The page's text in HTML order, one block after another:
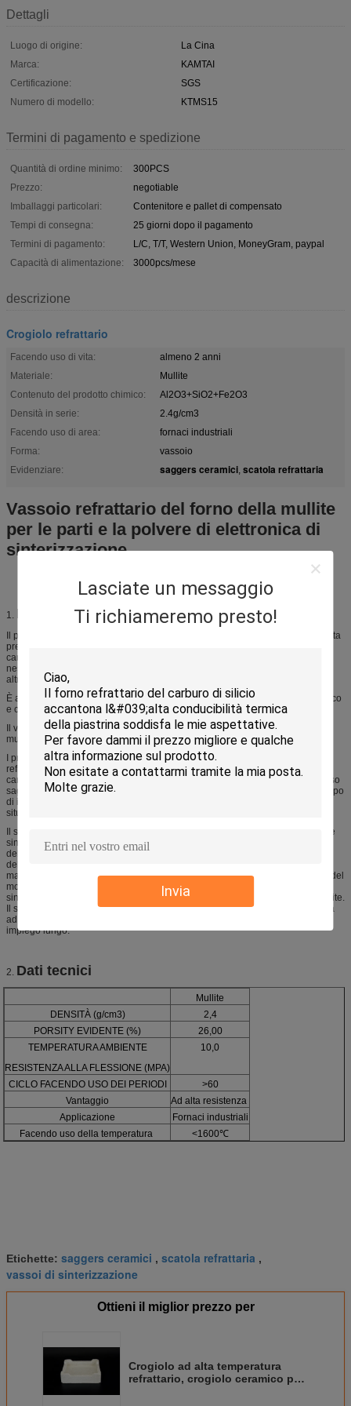
Lasciate un messaggio
Ti richiameremo presto!
Invia
Dettagli
Luogo di origine:
La Cina
Marca:
KAMTAI
Certificazione:
SGS
Numero di modello:
KTMS15
Termini di pagamento e spedizione
Quantità di ordine minimo:
300PCS
Prezzo:
negotiable
Imballaggi particolari:
Contenitore e pallet di compensato
Tempi di consegna:
25 giorni dopo il pagamento
Termini di pagamento:
L/C, T/T, Western Union, MoneyGram, paypal
Capacità di alimentazione:
3000pcs/mese
descrizione
Crogiolo refrattario
Facendo uso di vita:
almeno 2 anni
Materiale:
Mullite
Contenuto del prodotto chimico:
Al2O3+SiO2+Fe2O3
Densità in serie:
2.4g/cm3
Facendo uso di area:
fornaci industriali
Forma:
vassoio
Evidenziare:
saggers ceramici, scatola refrattaria
Vassoio refrattario del forno della mullite
per le parti e la polvere di elettronica di
sinterizzazione
1. Descrizione
Il prodotto è fatto dalla mullite sintetica di alta qualità, con il modanatura ad alta
pressione e sinterizzare. Fa la mullite come fase principale, con le
caratteristiche di buona resistenza di shock termico, ad alta resistenza, di
nessuna deformazione, di nessun restringimento, di nessun scorie fuori e di
altri vantaggi.
È ampiamente usato in fornace ad alta temperatura, come materiale magnetico
e ceramico elettronico ecc.
Il vassoio del forno della mullite inoltre è conosciuto come il vassoio della
mullite, il sagger della mullite e scatola del sagger della mullite.
I prodotti della protezione di sostegno del sagger di infornamento è un forno
refrattario speciale da continuare a resistere al riciclaggio freddo e termico,
caratterizzazione di materiali del forno dello shock termico è importanti per uso
saggar degli odierni utenti più su e le più alte temperature, i requisiti ed il tempo
di impiego più lungo, sempre più requisiti di alta qualità, capiscono l'intera
situazione, non ha raggiunto il livello ideale.
Il sagger è prodotto dai punti sequenziali di: il mescolamento, il modanatura e
sinterizzare, in cui la mullite fusa, il corindone in forma di lastra, polvere
dell'ossido di alluminio la micro, polvere del silicio la micro, cemento
dell'alluminato del calcio ed esametafosfato del sodio sono mescolati, i
materiali sono modellati adottando un metodo di versamento auto-scorrente del
modanatura e dopo avere demoulding e l'essiccamento, i materiali sono
sinterizzati a temperatura elevata per produrre il sagger della corindone-mullite.
Il sagger prodotto della corindone-mullite presenta i vantaggi della resistenza
ad alta temperatura, di buona stabilità dello shock termico e di tempo di
impiego lungo.
2. Dati tecnici
Mullite
DENSITÀ (g/cm3)
2,4
PORSITY EVIDENTE (%)
26,00
TEMPERATURA AMBIENTE
RESISTENZA ALLA FLESSIONE (MPA)
10,0
CICLO FACENDO USO DEI PERIODI
>60
Vantaggio
Ad alta resistenza
Applicazione
Fornaci industriali
Facendo uso della temperatura
<1600℃
Etichette: saggers ceramici , scatola refrattaria ,
vassoi di sinterizzazione
Ottieni il miglior prezzo per
Crogiolo ad alta temperatura
refrattario, crogiolo ceramico per